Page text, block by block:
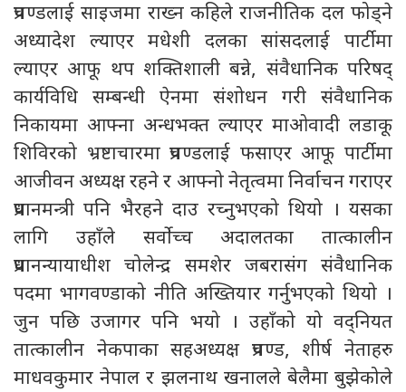
प्रचण्डलाई साइजमा राख्न कहिले राजनीतिक दल फोड्ने
अध्यादेश ल्याएर मधेशी दलका सांसदलाई पार्टीमा
ल्याएर आफू थप शक्तिशाली बन्ने, संवैधानिक परिषद्
कार्यविधि सम्बन्धी ऐनमा संशोधन गरी संवैधानिक
निकायमा आफ्ना अन्धभक्त ल्याएर माओवादी लडाकू
शिविरको भ्रष्टाचारमा प्रचण्डलाई फसाएर आफू पार्टीमा
आजीवन अध्यक्ष रहने र आफ्नो नेतृत्वमा निर्वाचन गराएर
प्रधानमन्त्री पनि भैरहने दाउ रच्नुभएको थियो । यसका
लागि उहाँले सर्वोच्च अदालतका तात्कालीन
प्रधानन्यायाधीश चोलेन्द्र समशेर जबरासंग संवैधानिक
पदमा भागवण्डाको नीति अख्तियार गर्नुभएको थियो ।
जुन पछि उजागर पनि भयो । उहाँको यो वद्नियत
तात्कालीन नेकपाका सहअध्यक्ष प्रचण्ड, शीर्ष नेताहरु
माधवकुमार नेपाल र झलनाथ खनालले बेलैमा बुझेकोले